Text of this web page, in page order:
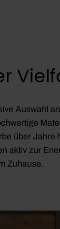
Auswahl
über Jahre
aktiv zur
Zuhause.